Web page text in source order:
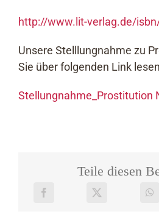
http://www.lit-verlag.de/
Unsere Stelllungnahme zu
Sie über folgenden Link
Stellungnahme_Prostitution
Teile diesen